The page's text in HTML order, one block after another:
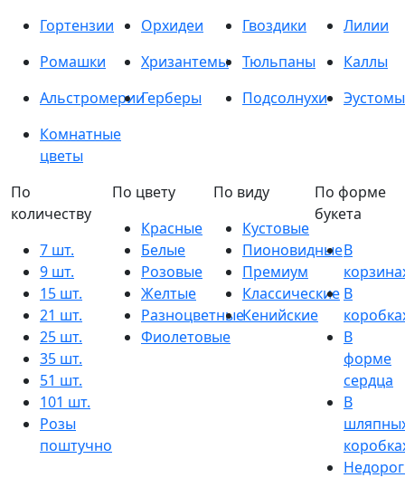
Гортензии
Орхидеи Гвоздики
Лилии
Ромашки
Хризантемы Тюльпаны
Каллы
АльстромерииГерберы Подсолнухи
Эустомы
Комнатные
цветы
По
количеству
7 шт.
9 шт.
15 шт.
21 шт.
25 шт.
35 шт.
51 шт.
101 шт.
Розы
поштучно
По цвету
Красные
Белые
Розовые
Желтые
Разноцветные
Фиолетовые
По виду
Кустовые
Пионовидные
Премиум
Классические
Кенийские
По форме
букета
В
В
В
форме
сердца
В